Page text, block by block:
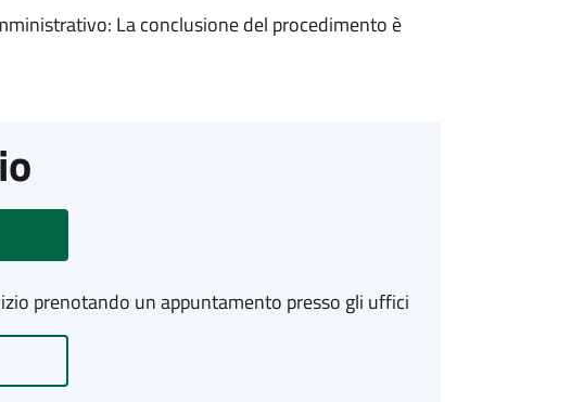
La conclusione del procedimento è
prenotando un appuntamento presso gli uffici